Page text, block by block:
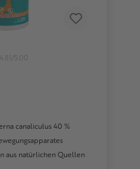
canaliculus 40 %
aus natürlichen Quellen